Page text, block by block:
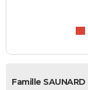
Famille SAUNARD